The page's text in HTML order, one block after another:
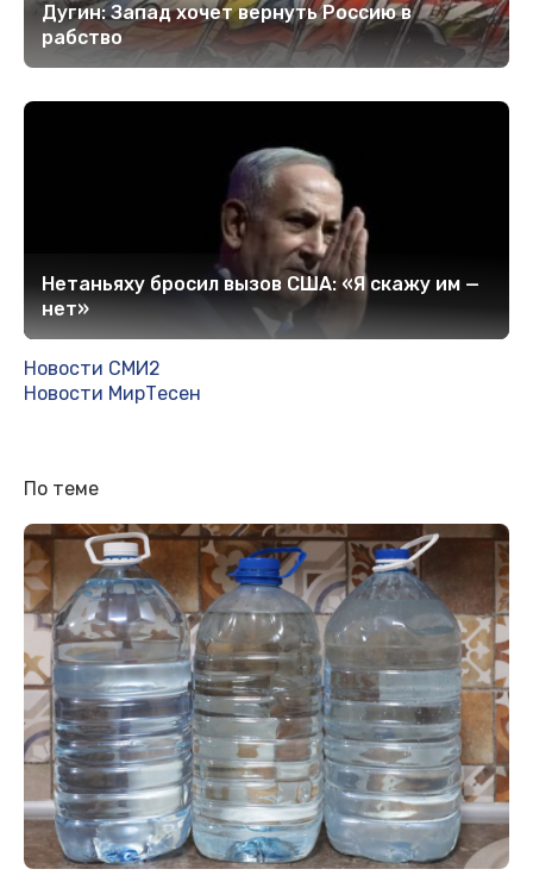
Дугин: Запад хочет вернуть Россию в
рабство
Нетаньяху бросил вызов США: «Я скажу им —
нет»
Новости СМИ2
Новости МирТесен
По теме